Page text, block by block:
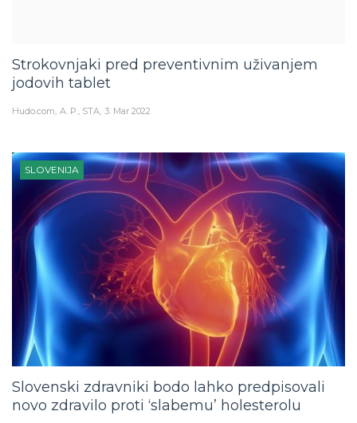
Strokovnjaki pred preventivnim uživanjem
jodovih tablet
Hudo.com A. P., STA 3. Mar 2022
SLOVENIJA
Slovenski zdravniki bodo lahko predpisovali
novo zdravilo proti ‘slabemu’ holesterolu